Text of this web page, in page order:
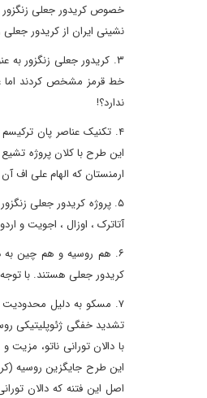
خصوص کریدور جعلی زنگزور
نشینی ایران از کریدور
۳. کریدور جعلی زنگزور
خط قرمز مشخص کردند اما
ندارد؟!
۴. تکنیک عناصر پان
این طرح با کلان پروژه
ارمنستان که الهام علی اف
۵. پروژه کریدور جعلی
آتاترک ، اوزال ، اجویت و
۶. هم روسیه و هم چین به
کریدور جعلی هستند. با
۷. مسکو به دلیل محدودیت
تشدید خفگی ژئوپلیتیکی
با دالان تورانی ناتو،
این طرح جایگزین روسیه
اصل این فتنه که دالان